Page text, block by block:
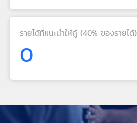
รายได้ที่แนะนำให้กู้ (40% ของรายได้)
0